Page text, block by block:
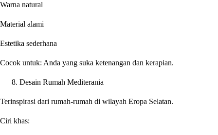
Warna natural
Material alami
Estetika sederhana
Cocok untuk: Anda yang suka ketenangan dan kerapian.
Desain Rumah Mediterania
Terinspirasi dari rumah-rumah di wilayah Eropa Selatan.
Ciri khas: